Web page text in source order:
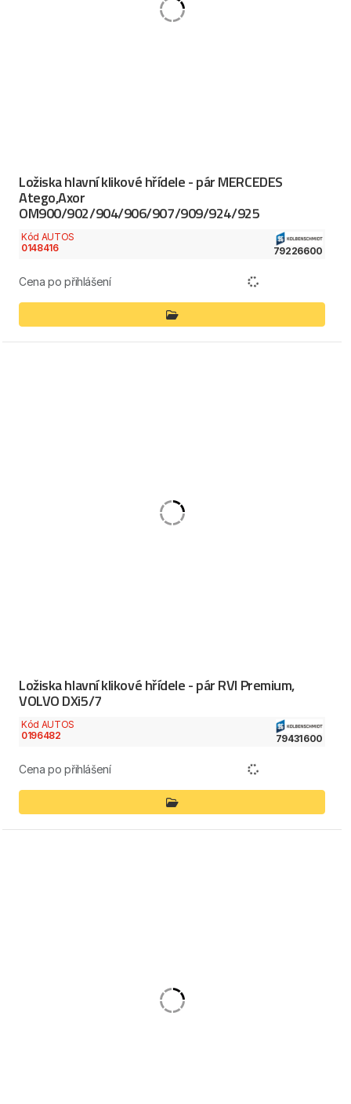
Ložiska hlavní klikové hřídele - pár MERCEDES
Atego,Axor
OM900/902/904/906/907/909/924/925
Kód AUTOS
0148416
79226600
Cena po přihlášení
Ložiska hlavní klikové hřídele - pár RVI Premium,
VOLVO DXi5/7
Kód AUTOS
0196482
79431600
Cena po přihlášení